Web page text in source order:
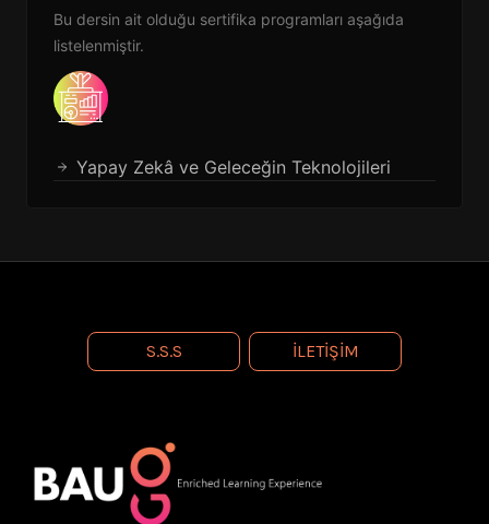
Bu dersin ait olduğu sertifika programları aşağıda
listelenmiştir.
Yapay Zekâ ve Geleceğin Teknolojileri
S.S.S İLETIŞIM